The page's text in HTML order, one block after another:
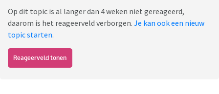
Op dit topic is al langer dan 4 weken niet gereageerd,
daarom is het reageerveld verborgen. Je kan ook een nieuw
topic starten.
Reageerveld tonen